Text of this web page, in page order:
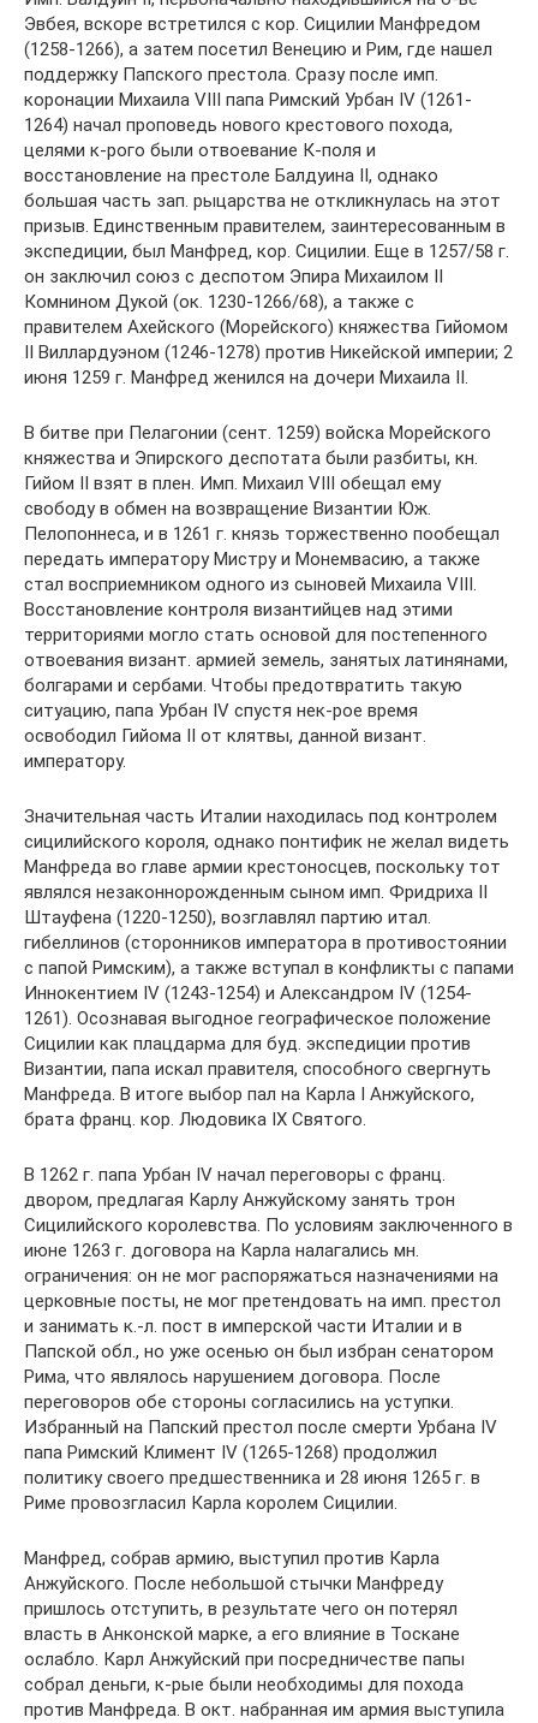
Эвбея, вскоре встретился с кор. Сицилии Манфредом
(1258-1266), а затем посетил Венецию и Рим, где нашел
поддержку Папского престола. Сразу после имп.
коронации Михаила VIII папа Римский Урбан IV (1261-
1264) начал проповедь нового крестового похода,
целями к-рого были отвоевание К-поля и
восстановление на престоле Балдуина II, однако
большая часть зап. рыцарства не откликнулась на этот
призыв. Единственным правителем, заинтересованным в
экспедиции, был Манфред, кор. Сицилии. Еще в 1257/58 г.
он заключил союз с деспотом Эпира Михаилом II
Комнином Дукой (ок. 1230-1266/68), а также с
правителем Ахейского (Морейского) княжества Гийомом
II Виллардуэном (1246-1278) против Никейской империи; 2
июня 1259 г. Манфред женился на дочери Михаила II.
В битве при Пелагонии (сент. 1259) войска Морейского
княжества и Эпирского деспотата были разбиты, кн.
Гийом II взят в плен. Имп. Михаил VIII обещал ему
свободу в обмен на возвращение Византии Юж.
Пелопоннеса, и в 1261 г. князь торжественно пообещал
передать императору Мистру и Монемвасию, а также
стал восприемником одного из сыновей Михаила VIII.
Восстановление контроля византийцев над этими
территориями могло стать основой для постепенного
отвоевания визант. армией земель, занятых латинянами,
болгарами и сербами. Чтобы предотвратить такую
ситуацию, папа Урбан IV спустя нек-рое время
освободил Гийома II от клятвы, данной визант.
императору.
Значительная часть Италии находилась под контролем
сицилийского короля, однако понтифик не желал видеть
Манфреда во главе армии крестоносцев, поскольку тот
являлся незаконнорожденным сыном имп. Фридриха II
Штауфена (1220-1250), возглавлял партию итал.
гибеллинов (сторонников императора в противостоянии
с папой Римским), а также вступал в конфликты с папами
Иннокентием IV (1243-1254) и Александром IV (1254-
1261). Осознавая выгодное географическое положение
Сицилии как плацдарма для буд. экспедиции против
Византии, папа искал правителя, способного свергнуть
Манфреда. В итоге выбор пал на Карла I Анжуйского,
брата франц. кор. Людовика IX Святого.
В 1262 г. папа Урбан IV начал переговоры с франц.
двором, предлагая Карлу Анжуйскому занять трон
Сицилийского королевства. По условиям заключенного в
июне 1263 г. договора на Карла налагались мн.
ограничения: он не мог распоряжаться назначениями на
церковные посты, не мог претендовать на имп. престол
и занимать к.-л. пост в имперской части Италии и в
Папской обл., но уже осенью он был избран сенатором
Рима, что являлось нарушением договора. После
переговоров обе стороны согласились на уступки.
Избранный на Папский престол после смерти Урбана IV
папа Римский Климент IV (1265-1268) продолжил
политику своего предшественника и 28 июня 1265 г. в
Риме провозгласил Карла королем Сицилии.
Манфред, собрав армию, выступил против Карла
Анжуйского. После небольшой стычки Манфреду
пришлось отступить, в результате чего он потерял
власть в Анконской марке, а его влияние в Тоскане
ослабло. Карл Анжуйский при посредничестве папы
собрал деньги, к-рые были необходимы для похода
против Манфреда. В окт. набранная им армия выступила